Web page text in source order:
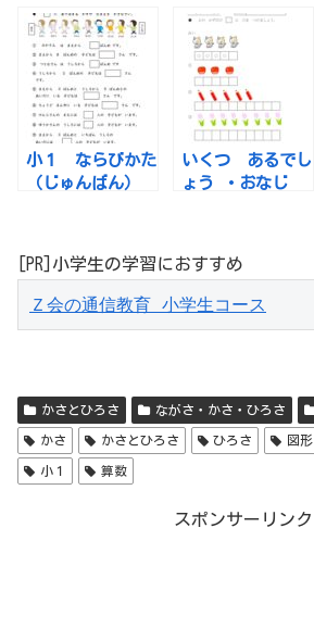
ょうだい
小１ ならびかた
（じゅんばん）
いくつ あるでし
ょう ・おなじ
[PR]小学生の学習におすすめ
Ｚ会の通信教育 小学生コース
かさとひろさ ながさ・かさ・ひろさ
かさ かさとひろさ ひろさ 図形
小１ 算数
スポンサーリンク